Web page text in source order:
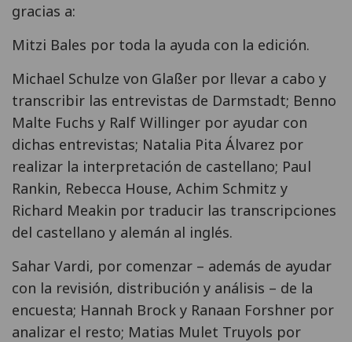
gracias a:
Mitzi Bales por toda la ayuda con la edición.
Michael Schulze von Glaßer por llevar a cabo y
transcribir las entrevistas de Darmstadt; Benno
Malte Fuchs y Ralf Willinger por ayudar con
dichas entrevistas; Natalia Pita Álvarez por
realizar la interpretación de castellano; Paul
Rankin, Rebecca House, Achim Schmitz y
Richard Meakin por traducir las transcripciones
del castellano y alemán al inglés.
Sahar Vardi, por comenzar – además de ayudar
con la revisión, distribución y análisis – de la
encuesta; Hannah Brock y Ranaan Forshner por
analizar el resto; Matias Mulet Truyols por